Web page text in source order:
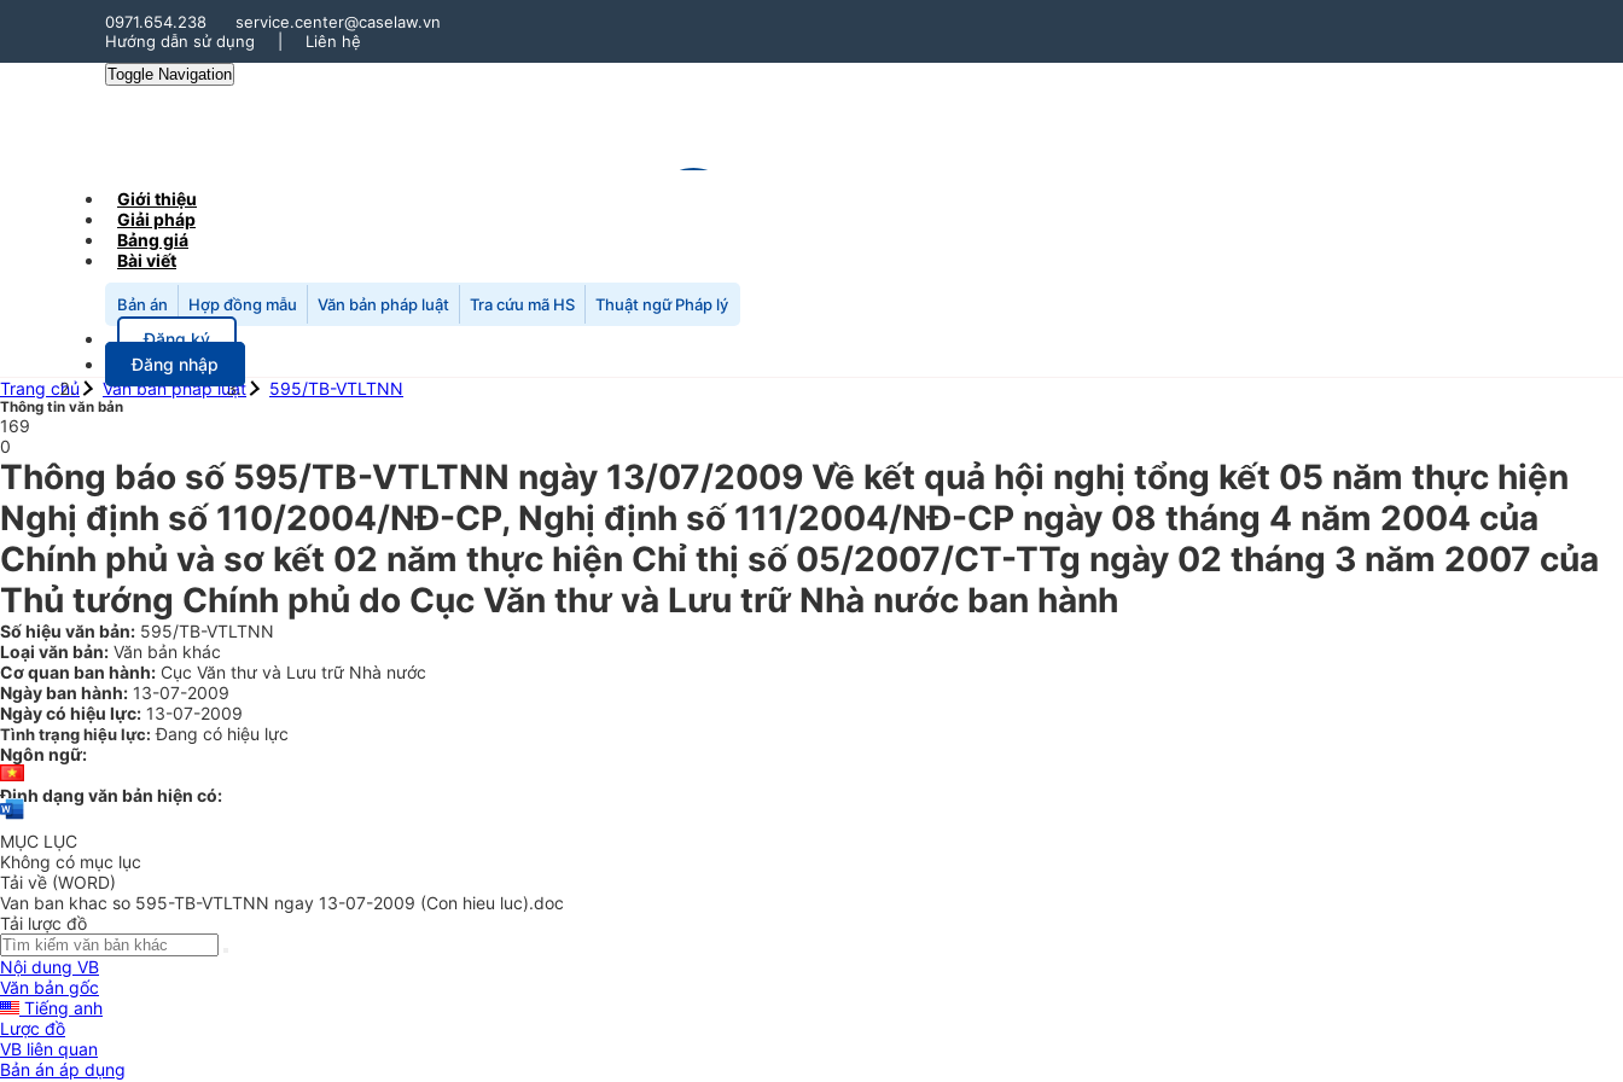
0971.654.238
service.center@caselaw.vn
Hướng dẫn sử dụng
Liên hệ
Toggle Navigation
Giới thiệu
Giải pháp
Bảng giá
Bài viết
Bản án Hợp đồng mẫu Văn bản pháp luật Tra cứu mã HS Thuật ngữ Pháp lý
Đăng ký
Đăng nhập
Trang chủ
Văn bản pháp luật 595/TB-VTLTNN
Thông tin văn bản
169
0
Thông báo số 595/TB-VTLTNN ngày 13/07/2009 Về kết quả hội nghị tổng kết 05 năm thực hiện
Nghị định số 110/2004/NĐ-CP, Nghị định số 111/2004/NĐ-CP ngày 08 tháng 4 năm 2004 của
Chính phủ và sơ kết 02 năm thực hiện Chỉ thị số 05/2007/CT-TTg ngày 02 tháng 3 năm 2007 của
Thủ tướng Chính phủ do Cục Văn thư và Lưu trữ Nhà nước ban hành
Số hiệu văn bản: 595/TB-VTLTNN
Loại văn bản: Văn bản khác
Cơ quan ban hành: Cục Văn thư và Lưu trữ Nhà nước
Ngày ban hành: 13-07-2009
Ngày có hiệu lực: 13-07-2009
Tình trạng hiệu lực: Đang có hiệu lực
Ngôn ngữ:
Định dạng văn bản hiện có:
MỤC LỤC
Không có mục lục
Tải về (WORD)
Van ban khac so 595-TB-VTLTNN ngay 13-07-2009 (Con hieu luc).doc
Tải lược đồ
Nội dung VB
Văn bản gốc
Tiếng anh
Lược đồ
VB liên quan
Bản án áp dụng